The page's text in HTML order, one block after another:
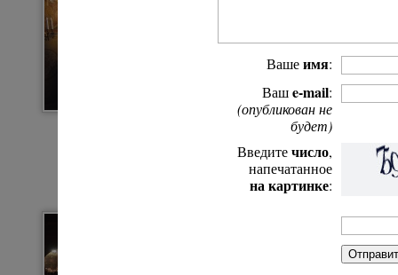
Вашеимя:
Вашe-mail:
(опубликован не
будет)
Введитечисло,
напечатанное
на картинке: